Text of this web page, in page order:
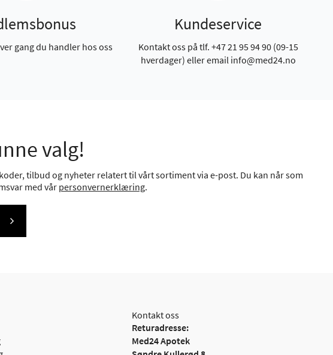
gang du handler hos oss
Kundeservice
Kontakt oss på tlf. +47 21 95 94 90 (09-15
hverdager) eller email info@med24.no
valg!
tilbud og nyheter relatert til vårt sortiment via e-post. Du kan når som
med vår personvernerklæring.
Kontakt oss
Returadresse:
Med24 Apotek